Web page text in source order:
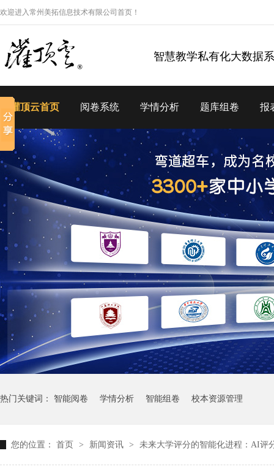
欢迎进入常州美拓信息技术有限公司首页！
智慧教学私有化大数据
灌顶云首页 阅卷系统 学情分析 题库组卷 报
热门关键词： 智能阅卷 学情分析 智能组卷 校本资源管理
您的位置： 首页 > 新闻资讯 > 未来大学评分的智能化进程：AI评